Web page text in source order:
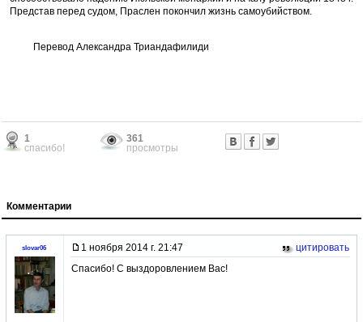
Представ перед судом, Праслен покончил жизнь самоубийством.
Перевод Александра Триандафилиди
1
спасибо!
361
просмотры
Комментарии
slovar06 1 ноября 2014 г. 21:47
цитировать
Спасибо! С выздоровлением Вас!